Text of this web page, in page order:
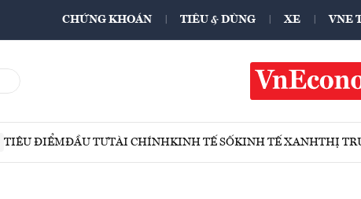
CHỨNG KHOÁN TIÊU & DÙNG XE VNE
TIÊU ĐIỂMĐẦU TƯTÀI CHÍNHKINH TẾ SỐKINH TẾ XANHTHỊ